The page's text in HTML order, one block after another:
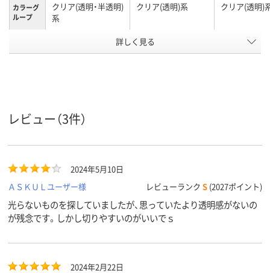
カラーグ
ループ
クリア(透明・半透明)
系
クリア(透明)系 クリア(透明)
30 10 20
詳しく見る
レビュー（3件）
2024年5月10日
ＡＳＫＵＬユーザー様
レビューランク S (2027ポイント)
光らないものを探していましたが、思っていたより透明感がないの
が残念です。しかし切りやすいのがいいでｓ
2024年2月22日